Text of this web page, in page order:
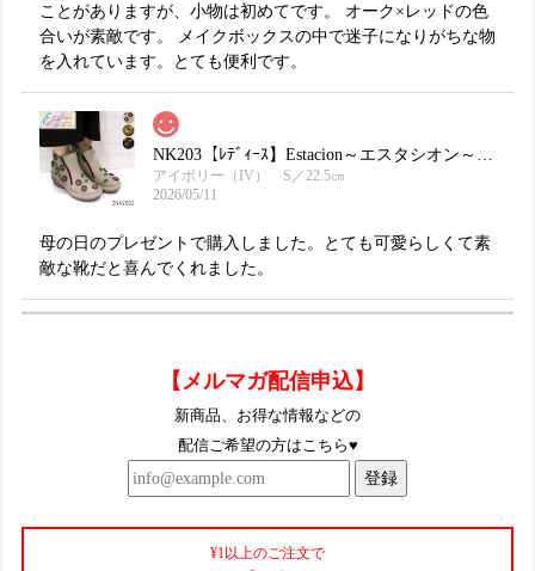
ことがありますが、小物は初めてです。 オーク×レッドの色
合いが素敵です。 メイクボックスの中で迷子になりがちな物
を入れています。とても便利です。
NK203【ﾚﾃﾞｨｰｽ】Estacion～エスタシオン～・フラワーモチーフ本革ショートブーツ
アイボリー（IV） S／22.5㎝
2026/05/11
母の日のプレゼントで購入しました。とても可愛らしくて素
敵な靴だと喜んでくれました。
レッド（RD） S／22.5㎝
とっても可愛いです〜！これからたくさん履きますー
アイボリーブラック（IVBL）S／22.5cm
【メルマガ配信申込】
新商品、お得な情報などの
配信ご希望の方はこちら♥
登録
¥1以上のご注文で